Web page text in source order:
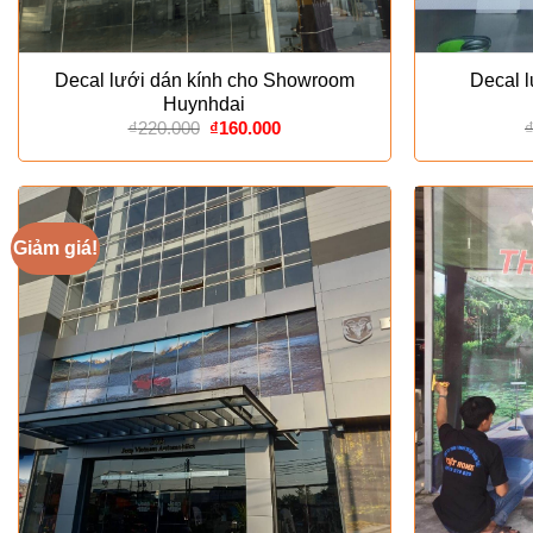
Decal lưới dán kính cho Showroom
Huynhdai
₫220.000 Giá
là:
₫160.000Giá
tại
₫160.000.
Decal
₫
Giảm giá!